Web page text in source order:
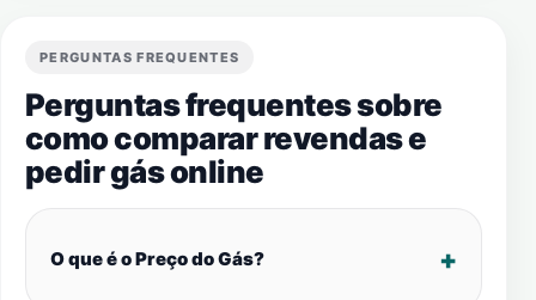
PERGUNTAS FREQUENTES
Perguntas frequentes sobre
como comparar revendas e
pedir gás online
O que é o Preço do Gás?